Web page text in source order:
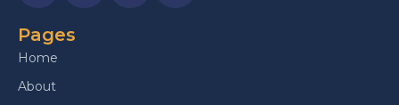
Pages
Home
About